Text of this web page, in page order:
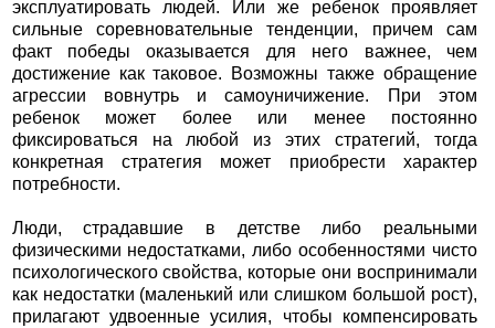
эксплуатировать людей. Или же ребенок проявляет
сильные соревновательные тенденции, причем сам
факт победы оказывается для него важнее, чем
достижение как таковое. Возможны также обращение
агрессии вовнутрь и самоуничижение. При этом
ребенок может более или менее постоянно
фиксироваться на любой из этих стратегий, тогда
конкретная стратегия может приобрести характер
потребности.
Люди, страдавшие в детстве либо реальными
физическими недостатками, либо особенностями чисто
психологического свойства, которые они воспринимали
как недостатки (маленький или слишком большой рост),
прилагают удвоенные усилия, чтобы компенсировать